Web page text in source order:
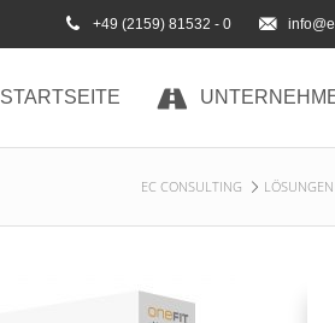
+49 (2159) 81532 - 0
STARTSEITE
EC CONSULTING LÖSUNGEN